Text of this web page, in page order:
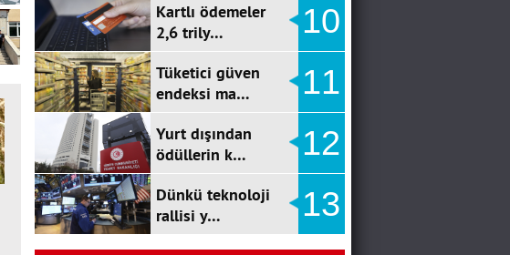
Kartlı ödemeler
2,6 trily…
10
Tüketici güven
endeksi ma…
11
Yurt dışından
ödüllerin k…
12
Dünkü teknoloji
rallisi y…
13